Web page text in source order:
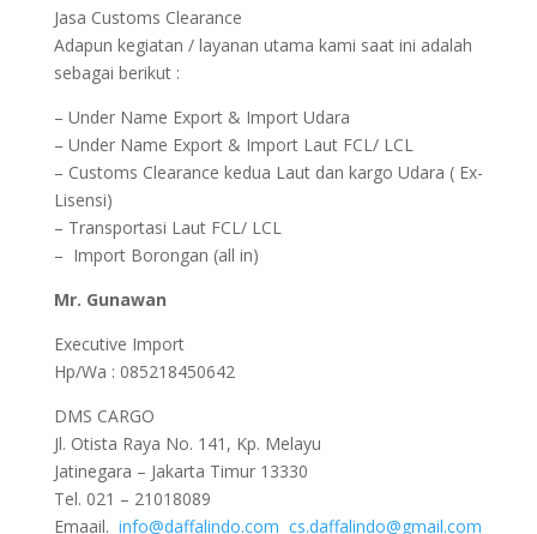
Jasa Customs Clearance
Adapun kegiatan / layanan utama kami saat ini adalah
sebagai berikut :
– Under Name Export & Import Udara
– Under Name Export & Import Laut FCL/ LCL
– Customs Clearance kedua Laut dan kargo Udara ( Ex-
Lisensi)
– Transportasi Laut FCL/ LCL
– Import Borongan (all in)
Mr. Gunawan
Executive Import
Hp/Wa : 085218450642
DMS CARGO
Jl. Otista Raya No. 141, Kp. Melayu
Jatinegara – Jakarta Timur 13330
Tel. 021 – 21018089
Emaail. info@daffalindo.com cs.daffalindo@gmail.com